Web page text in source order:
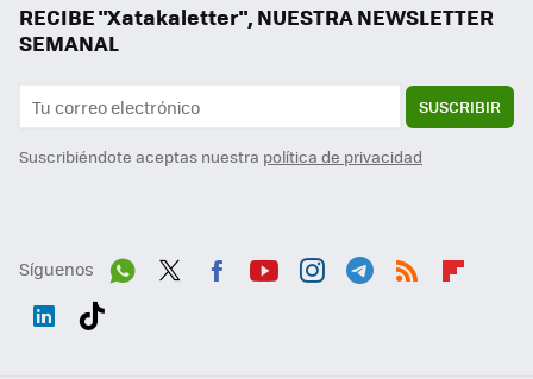
RECIBE "Xatakaletter", NUESTRA NEWSLETTER
SEMANAL
SUSCRIBIR
Suscribiéndote aceptas nuestra política de privacidad
Síguenos